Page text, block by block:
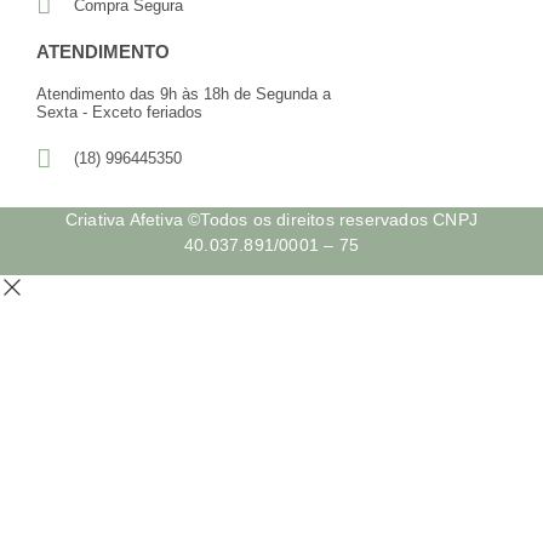
Compra Segura
ATENDIMENTO
Atendimento das 9h às 18h de Segunda a
Sexta - Exceto feriados
(18) 996445350
Criativa Afetiva ©Todos os direitos reservados CNPJ
40.037.891/0001 – 75